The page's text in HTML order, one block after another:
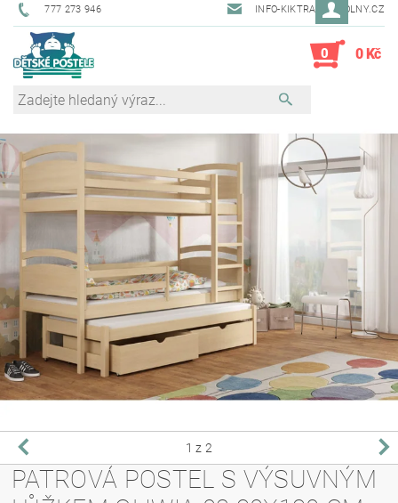
777 273 946 INFO-KIKTRADE@VOLNY.CZ
0 0 Kč
1 z 2
PATROVÁ POSTEL S VÝSUVNÝM